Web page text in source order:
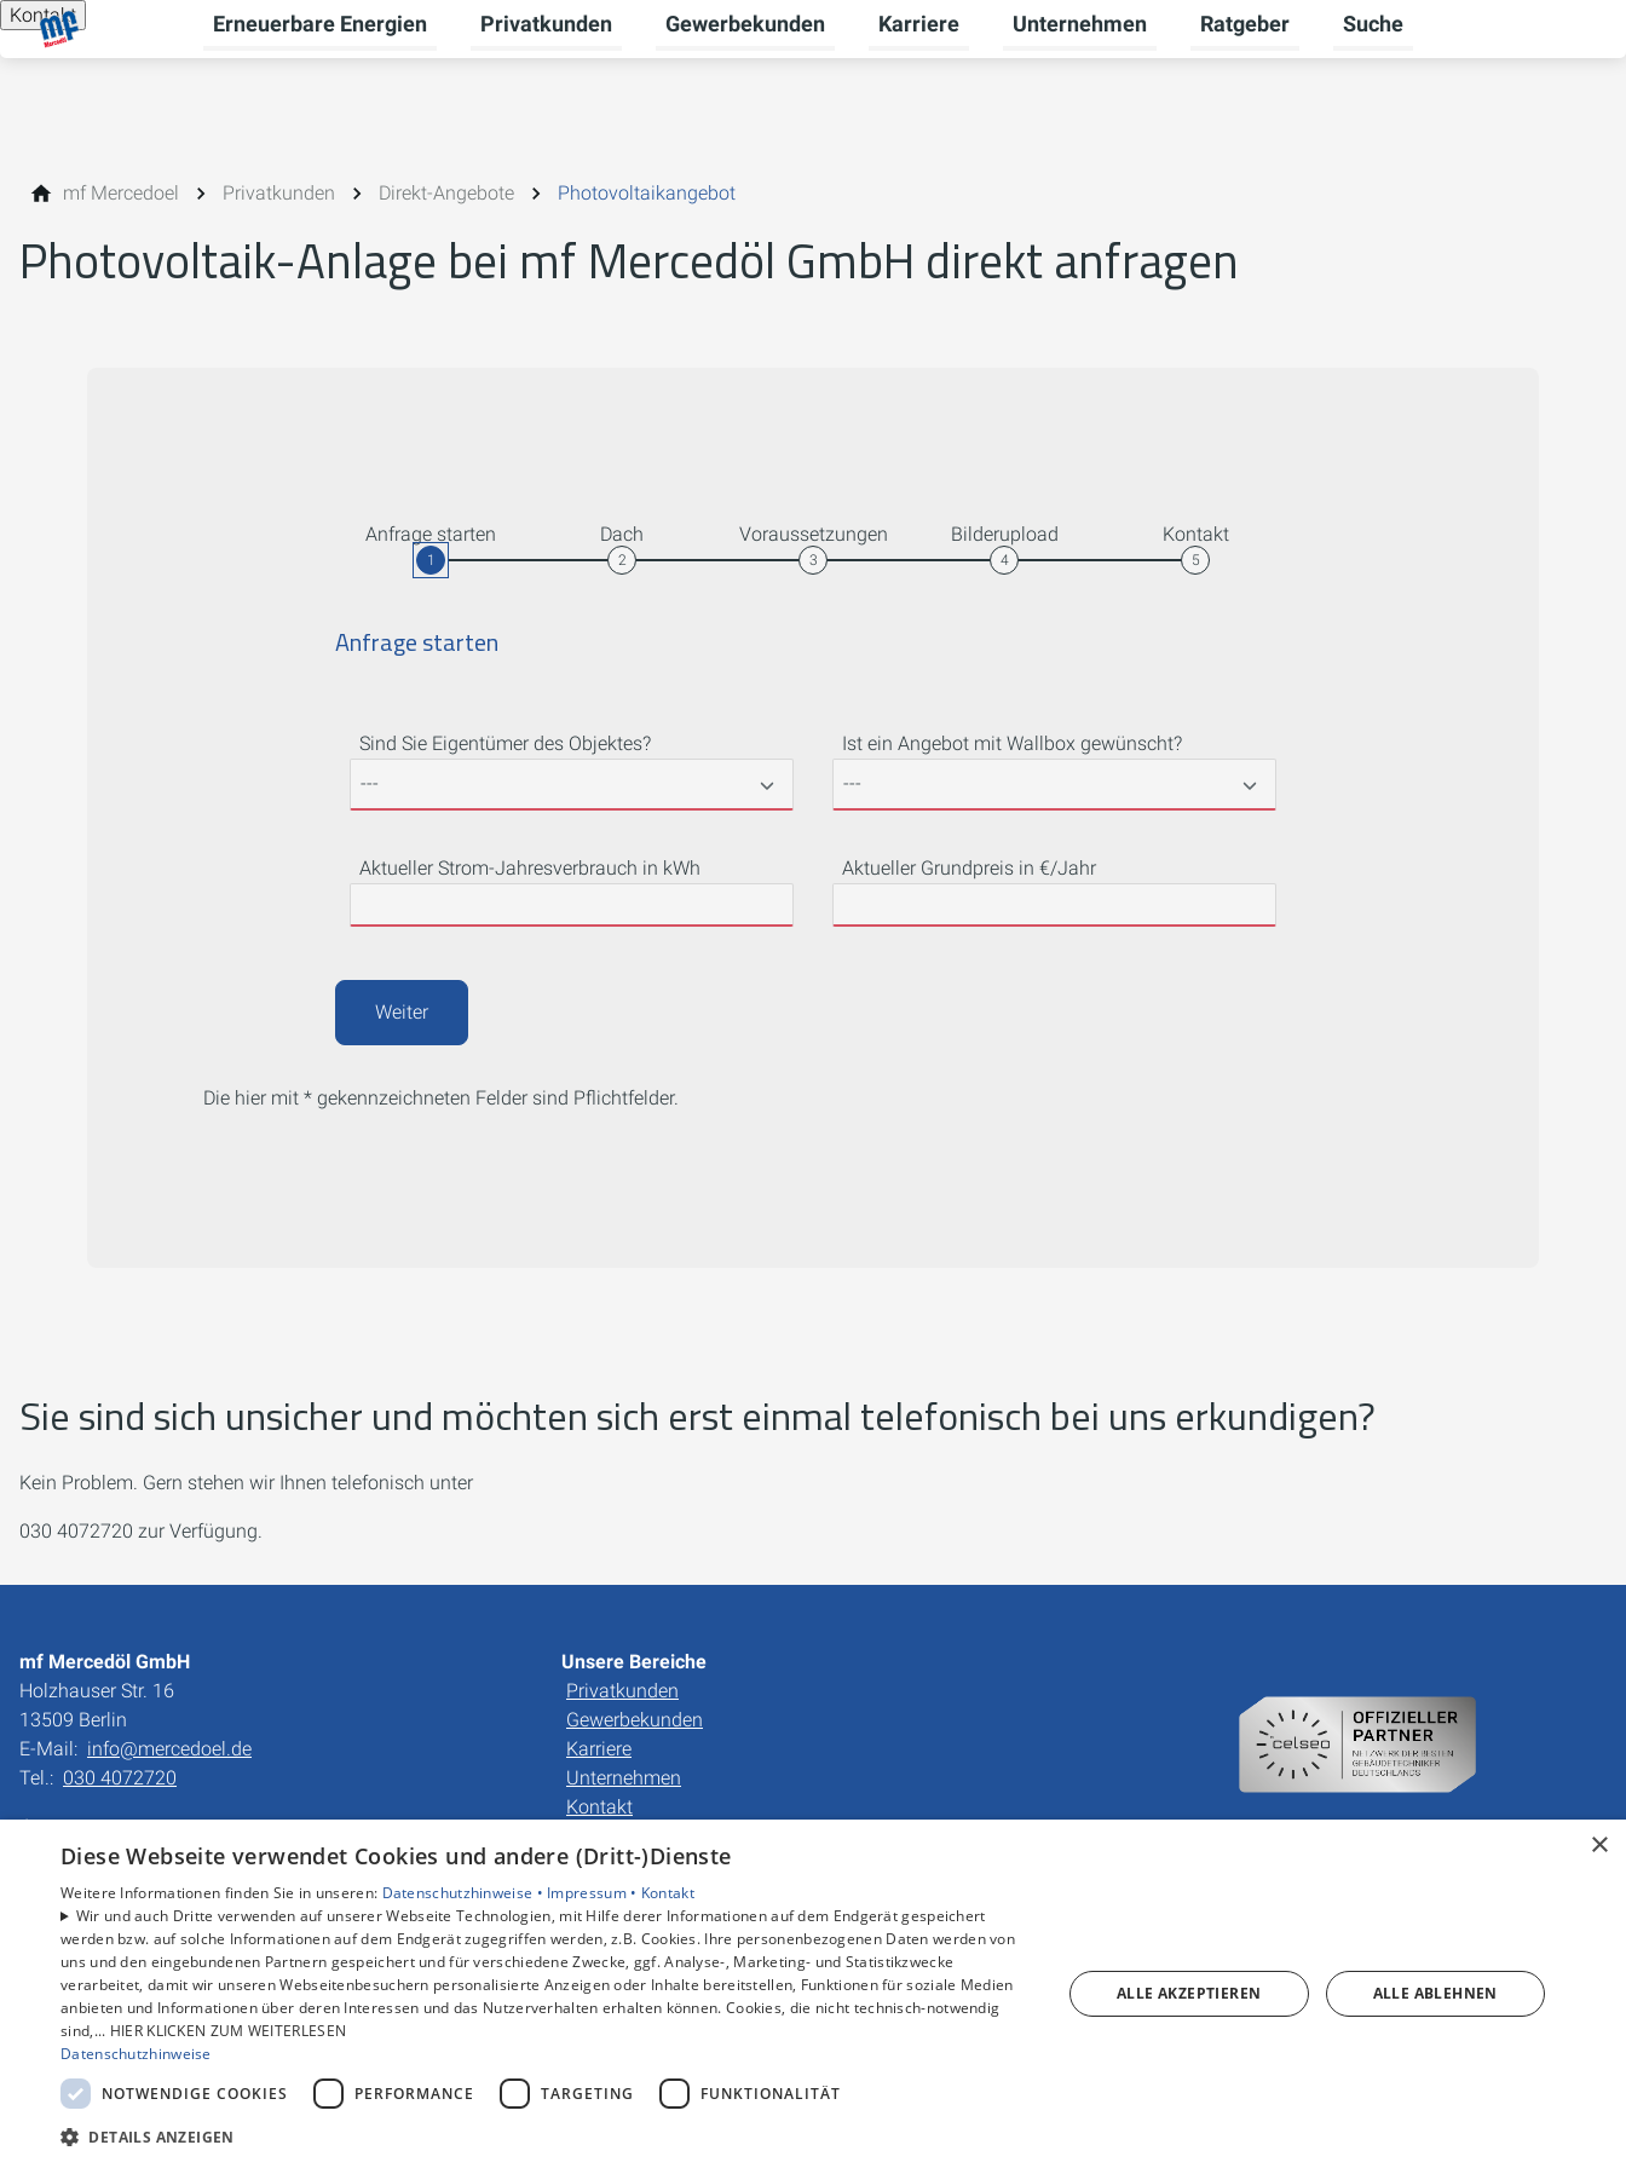
Kontakt Erneuerbare Energien
Untermenü für Erneuerbare Energien umschalten
Privatkunden
Untermenü für Privatkunden umschalten
Gewerbekunden
Untermenü für Gewerbekunden umschalten
Karriere
Untermenü für Karriere umschalten
Unternehmen
Untermenü für Unternehmen umschalten
Ratgeber
Untermenü für Ratgeber
Suche
mf Mercedoel Privatkunden Direkt-Angebote Photovoltaikangebot
Photovoltaik-Anlage bei mf Mercedöl GmbH direkt anfragen
Anfrage starten
1
Dach
2
Voraussetzungen
3
Bilderupload
4
Kontakt
5
Anfrage starten
Sind Sie Eigentümer des Objektes? Ist ein Angebot mit Wallbox gewünscht?
Aktueller Strom-Jahresverbrauch in kWh Aktueller Grundpreis in €/Jahr
Weiter
Die hier mit * gekennzeichneten Felder sind Pflichtfelder.
Sie sind sich unsicher und möchten sich erst einmal telefonisch bei uns erkundigen?
Kein Problem. Gern stehen wir Ihnen telefonisch unter
030 4072720 zur Verfügung.
mf Mercedöl GmbH
Holzhauser Str. 16
13509 Berlin
E-Mail: info@mercedoel.de
Tel.: 030 4072720
Impressum
Barrierefreiheitserklärung
Datenschutzerklärung
AGB
Unsere Bereiche
Privatkunden
Gewerbekunden
Karriere
Unternehmen
Kontakt
×
Diese Webseite verwendet Cookies und andere (Dritt-)Dienste
Weitere Informationen finden Sie in unseren: Datenschutzhinweise • Impressum • Kontakt
Wir und auch Dritte verwenden auf unserer Webseite Technologien, mit Hilfe derer Informationen auf dem Endgerät gespeichert
werden bzw. auf solche Informationen auf dem Endgerät zugegriffen werden, z.B. Cookies. Ihre personenbezogenen Daten werden von
uns und den eingebundenen Partnern gespeichert und für verschiedene Zwecke, ggf. Analyse-, Marketing- und Statistikzwecke
verarbeitet, damit wir unseren Webseitenbesuchern personalisierte Anzeigen oder Inhalte bereitstellen, Funktionen für soziale Medien
anbieten und Informationen über deren Interessen und das Nutzerverhalten erhalten können. Cookies, die nicht technisch-notwendig
sind,... HIER KLICKEN ZUM WEITERLESEN
Datenschutzhinweise
NOTWENDIGE COOKIES
PERFORMANCE TARGETING FUNKTIONALITÄT
DETAILS ANZEIGEN
ALLE AKZEPTIEREN ALLE ABLEHNEN